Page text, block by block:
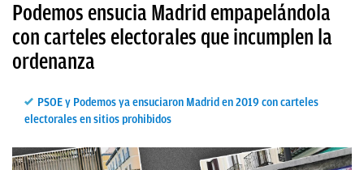
Podemos ensucia Madrid empapelándola
con carteles electorales que incumplen la
ordenanza
PSOE y Podemos ya ensuciaron Madrid en 2019 con carteles
electorales en sitios prohibidos